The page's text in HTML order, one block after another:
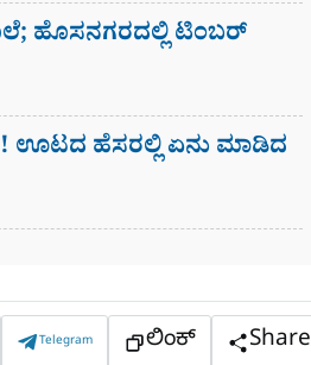
ಹೊಸನಗರದಲ್ಲಿ ಟಿಂಬರ್
ಊಟದ ಹೆಸರಲ್ಲಿ ಏನು ಮಾಡಿದ
Telegram ಲಿಂಕ್ Share